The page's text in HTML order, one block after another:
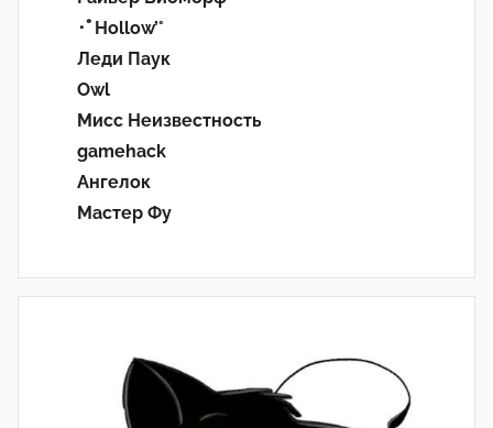
･ﾟHollow’°
Леди Паук
Owl
Мисс Неизвестность
gamehack
Ангелок
Мастер Фу